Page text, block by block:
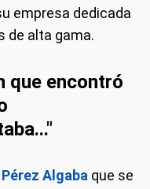
empresa dedicada
de alta gama.
que encontró
Algaba que se